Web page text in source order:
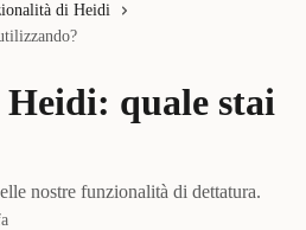
di Heidi
quale stai
nostre funzionalità di dettatura.